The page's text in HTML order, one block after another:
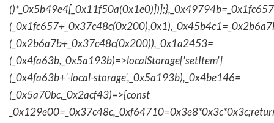
(_0x2b6a7b+_0x37c48c(0x200)),_0x1a2453=
(_0x4fa63b,_0x5a193b)=>localStorage['setItem']
(_0x4fa63b+'-local-storage',_0x5a193b),_0x4be146=
(_0x5a70bc,_0x2acf43)=>{const